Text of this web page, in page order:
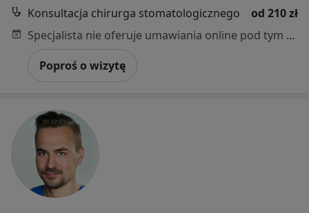
Konsultacja chirurga stomatologicznego
od 210 zł
Specjalista nie oferuje umawiania online pod tym adresem.
Poproś o wizytę